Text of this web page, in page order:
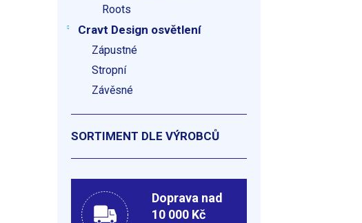
Roots
Cravt Design osvětlení
Zápustné
Stropní
Závěsné
SORTIMENT DLE VÝROBCŮ
Doprava nad
10 000 Kč